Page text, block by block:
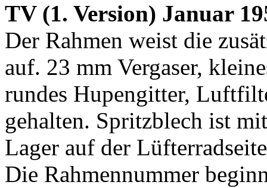
TV (1. Version) Januar
Der Rahmen weist die
auf. 23 mm Vergaser,
rundes Hupengitter,
gehalten. Spritzblech ist
Lager auf der
Die Rahmennummer